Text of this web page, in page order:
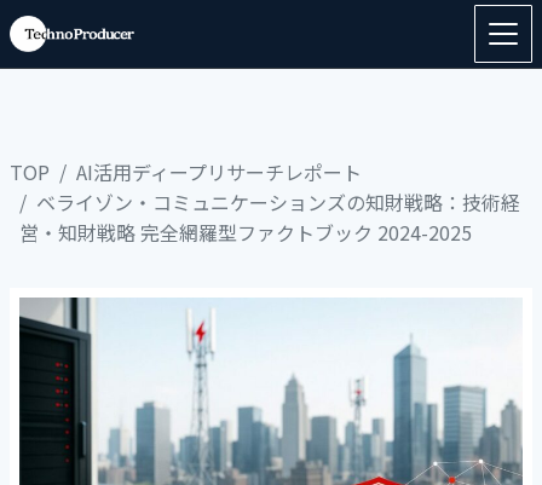
TOP
AI活用ディープリサーチレポート
ベライゾン・コミュニケーションズの知財戦略：技術経
営・知財戦略 完全網羅型ファクトブック 2024-2025